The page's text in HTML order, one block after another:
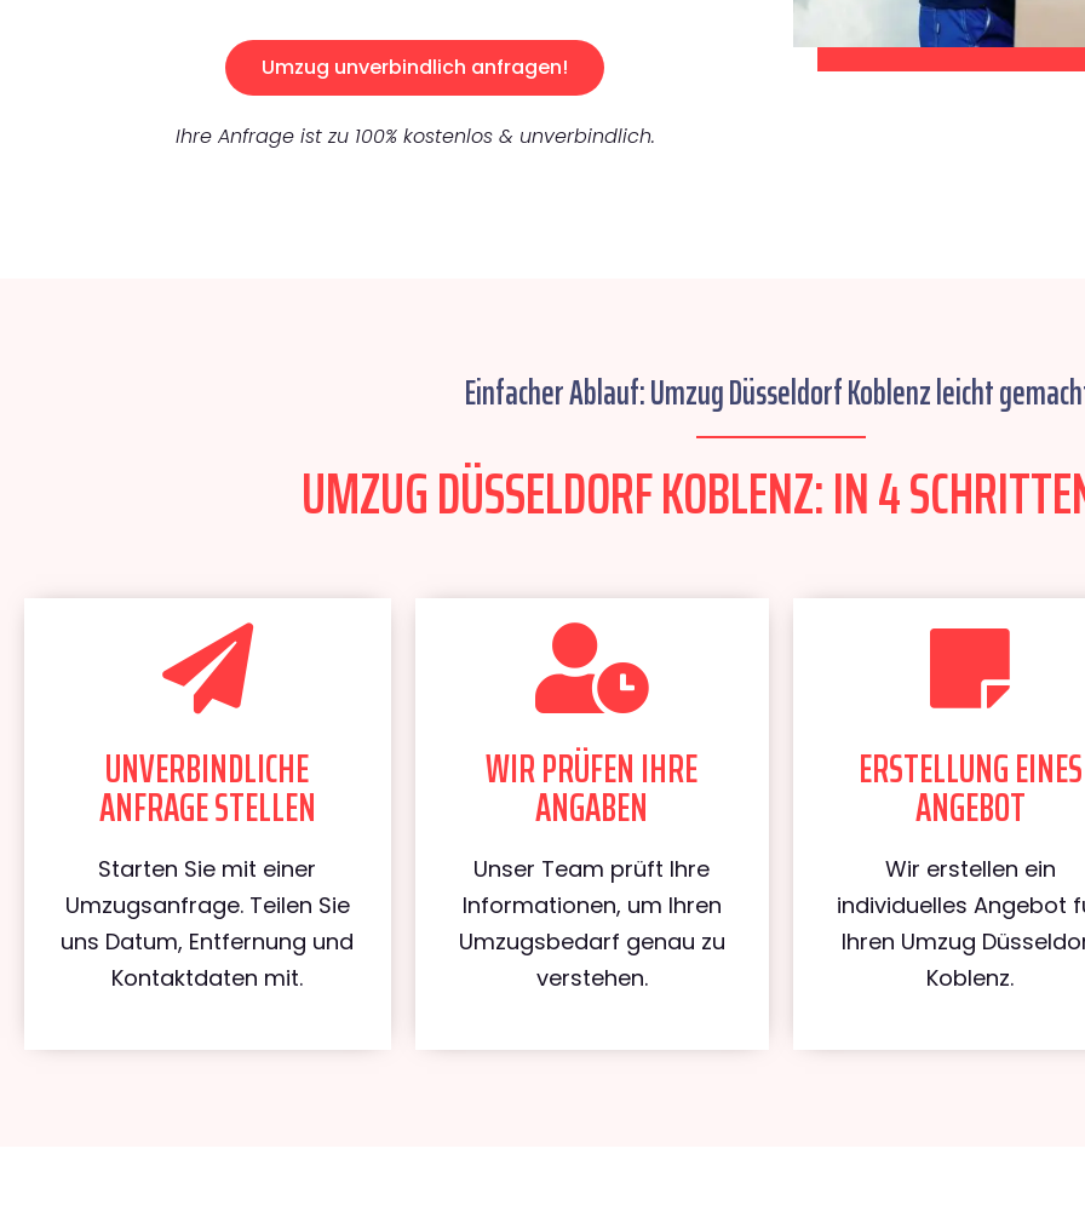
Umzug unverbindlich anfragen!
Ihre Anfrage ist zu 100% kostenlos & unverbindlich.
Einfacher Ablauf: Umzug Düsseldorf Koblenz leicht
UMZUG DÜSSELDORF KOBLENZ: IN 4
UNVERBINDLICHE
ANFRAGE STELLEN
Starten Sie mit einer
Umzugsanfrage. Teilen Sie
uns Datum, Entfernung und
Kontaktdaten mit.
WIR PRÜFEN IHRE
ANGABEN
Unser Team prüft Ihre
Informationen, um Ihren
Umzugsbedarf genau zu
verstehen.
ERSTELLUNG EINES
ANGEBOT
Wir erstellen ein
individuelles Angebot
Ihren Umzug
Koblenz.